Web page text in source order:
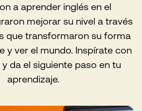
a aprender inglés en el
mejorar su nivel a través
que transformaron su forma
y ver el mundo. Inspírate con
da el siguiente paso en tu
aprendizaje.